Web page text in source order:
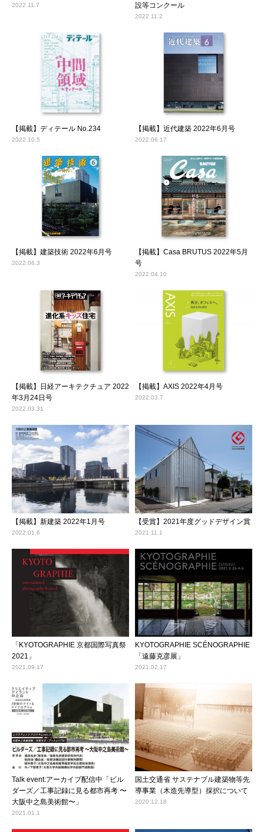
2022.11.7
設等コンクール
2022.11.2
【掲載】ディテール No.234
2022.10.5
【掲載】近代建築 2022年6月号
2022.06.17
【掲載】建築技術 2022年6月号
2022.06.3
【掲載】Casa BRUTUS 2022年5月
号
2022.04.10
【掲載】日経アーキテクチュア 2022
年3月24日号
2022.03.31
【掲載】AXIS 2022年4月号
2022.03.7
【掲載】新建築 2022年1月号
2022.01.6
【受賞】2021年度グッドデザイン賞
2021.11.1
「KYOTOGRAPHIE 京都国際写真祭
2021」
2021.09.17
KYOTOGRAPHIE SCÉNOGRAPHIE
「遠藤克彦展」
2021.02.17
Talk event:アーカイブ配信中「ビル
ダーズ／工事記録に見る都市再考 〜
大阪中之島美術館〜」
2021.01.1
国土交通省 サステナブル建築物等先
導事業（木造先導型）採択について
2020.12.18